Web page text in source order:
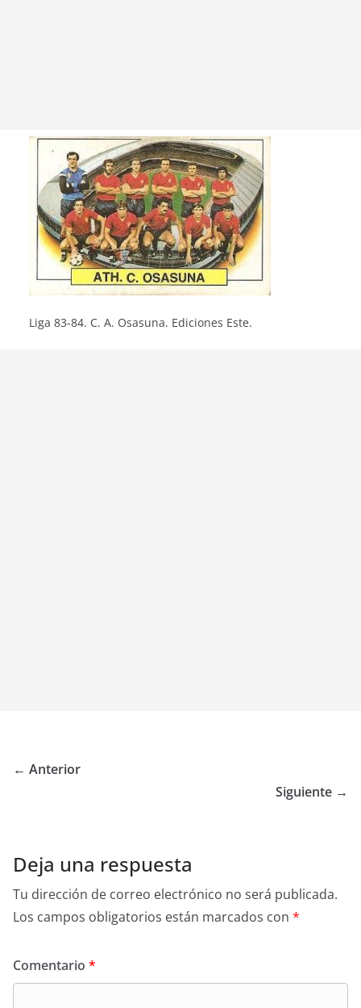
Liga 83-84. C. A. Osasuna. Ediciones Este.
← Anterior
Siguiente →
Deja una respuesta
Tu dirección de correo electrónico no será publicada.
Los campos obligatorios están marcados con *
Comentario *